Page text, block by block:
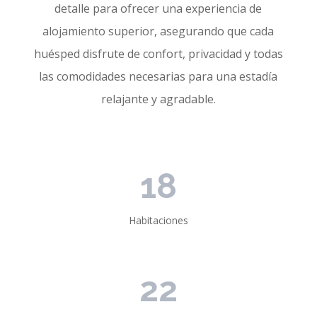
detalle para ofrecer una experiencia de
alojamiento superior, asegurando que cada
huésped disfrute de confort, privacidad y todas
las comodidades necesarias para una estadía
relajante y agradable.
18
Habitaciones
22